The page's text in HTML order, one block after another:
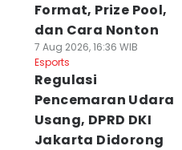
Format, Prize Pool,
dan Cara Nonton
7 Aug 2026, 16:36 WIB
Esports
Regulasi
Pencemaran Udara
Usang, DPRD DKI
Jakarta Didorong